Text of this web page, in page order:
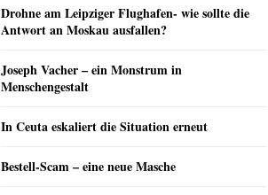
Drohne am Leipziger Flughafen- wie sollte die
Antwort an Moskau ausfallen?
Joseph Vacher – ein Monstrum in
Menschengestalt
In Ceuta eskaliert die Situation erneut
Bestell-Scam – eine neue Masche